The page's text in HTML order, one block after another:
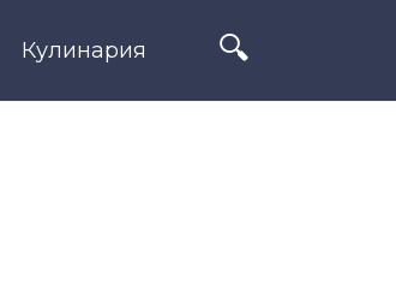
Кулинария